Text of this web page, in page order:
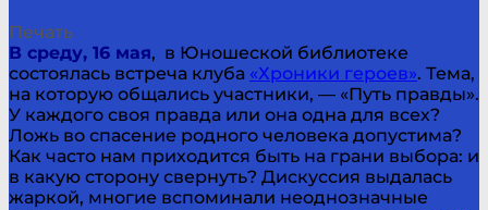
Печать
В среду, 16 мая, в Юношеской библиотеке
состоялась встреча клуба «Хроники героев». Тема,
на которую общались участники, — «Путь правды».
У каждого своя правда или она одна для всех?
Ложь во спасение родного человека допустима?
Как часто нам приходится быть на грани выбора: и
в какую сторону свернуть? Дискуссия выдалась
жаркой, многие вспоминали неоднозначные